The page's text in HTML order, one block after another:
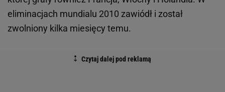
eliminacjach mundialu 2010 zawiódł i został
zwolniony kilka miesięcy temu.